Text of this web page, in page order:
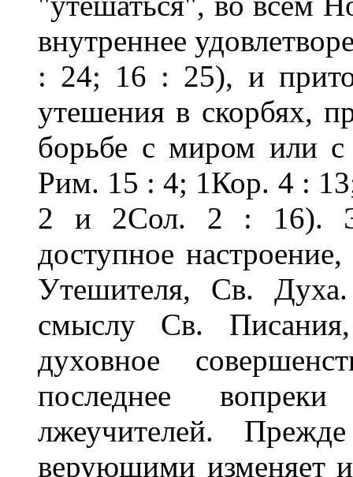
внутреннее
: 24; 16 : 25), и
утешения в скорбях,
борьбе с миром или
Рим. 15 : 4; 1Кор. 4 :
2 и 2Сол. 2 : 16).
доступное
Утешителя, Св.
смыслу Св.
духовное
последнее
лжеучителей.
верующими изменяет